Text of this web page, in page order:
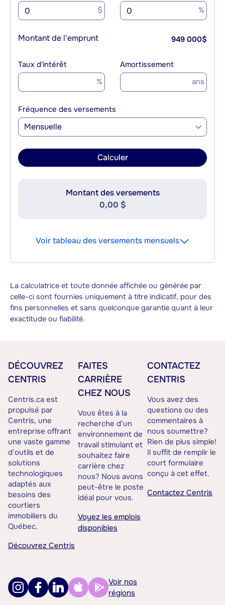
$ %
Montant de l'emprunt 949 000$
Taux d'intérêt
%
Amortissement
ans
Fréquence des versements
Mensuelle
Calculer
Montant des versements
0,00 $
Voir tableau des versements mensuels
La calculatrice et toute donnée affichée ou générée par
celle-ci sont fournies uniquement à titre indicatif, pour des
fins personnelles et sans quelconque garantie quant à leur
exactitude ou fiabilité.
DÉCOUVREZ
CENTRIS
Centris.ca est
propulsé par
Centris, une
entreprise offrant
une vaste gamme
d’outils et de
solutions
technologiques
adaptés aux
besoins des
courtiers
immobiliers du
Québec.
Découvrez Centris
FAITES
CARRIÈRE
CHEZ NOUS
Vous êtes à la
recherche d’un
environnement de
travail stimulant et
souhaitez faire
carrière chez
nous? Nous avons
peut-être le poste
idéal pour vous.
Voyez les emplois
disponibles
CONTACTEZ
CENTRIS
Vous avez des
questions ou des
commentaires à
nous soumettre?
Rien de plus simple!
Il suffit de remplir le
court formulaire
conçu à cet effet.
Contactez Centris
Voir nos
régions